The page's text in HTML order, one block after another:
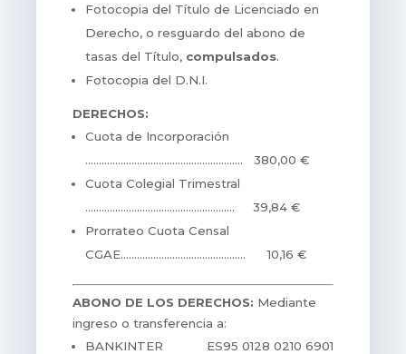
Fotocopia del Título de Licenciado en
Derecho, o resguardo del abono de
tasas del Título, compulsados.
Fotocopia del D.N.I.
DERECHOS:
Cuota de Incorporación
…………………………………………………. 380,00 €
Cuota Colegial Trimestral
………………………………………………. 39,84 €
Prorrateo Cuota Censal
CGAE………………………………………. 10,16 €
ABONO DE LOS DERECHOS: Mediante
ingreso o transferencia a:
BANKINTER ES95 0128 0210 6901